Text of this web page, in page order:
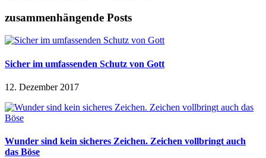
zusammenhängende Posts
Sicher im umfassenden Schutz von Gott
12. Dezember 2017
Wunder sind kein sicheres Zeichen. Zeichen vollbringt auch
das Böse